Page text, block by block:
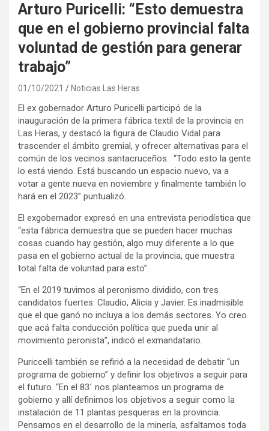
Arturo Puricelli: “Esto demuestra
que en el gobierno provincial falta
voluntad de gestión para generar
trabajo”
01/10/2021 Noticias Las Heras
El ex gobernador Arturo Puricelli participó de la
inauguración de la primera fábrica textil de la provincia en
Las Heras, y destacó la figura de Claudio Vidal para
trascender el ámbito gremial, y ofrecer alternativas para el
común de los vecinos santacruceños. “Todo esto la gente
lo está viendo. Está buscando un espacio nuevo, va a
votar a gente nueva en noviembre y finalmente también lo
hará en el 2023” puntualizó.
El exgobernador expresó en una entrevista periodística que
“esta fábrica demuestra que se pueden hacer muchas
cosas cuando hay gestión, algo muy diferente a lo que
pasa en el gobierno actual de la provincia, que muestra
total falta de voluntad para esto”.
“En el 2019 tuvimos al peronismo dividido, con tres
candidatos fuertes: Claudio, Alicia y Javier. Es inadmisible
que el que ganó no incluya a los demás sectores. Yo creo
que acá falta conducción política que pueda unir al
movimiento peronista”, indicó el exmandatario.
Puriccelli también se refirió a la necesidad de debatir “un
programa de gobierno” y definir los objetivos a seguir para
el futuro. “En el 83´ nos planteamos un programa de
gobierno y allí definimos los objetivos a seguir como la
instalación de 11 plantas pesqueras en la provincia.
Pensamos en el desarrollo de la minería, asfaltamos toda